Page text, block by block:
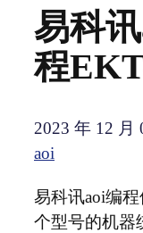
易科
程
2023 年 12 月
aoi
易科讯aoi编
个型号的机器